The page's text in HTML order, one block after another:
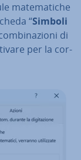
ma­te­ma­ti­che
“Simboli
di
per la cor­